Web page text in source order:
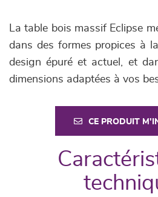
La table bois massif Eclipse
dans des formes propices à
design épuré et actuel, et
dimensions adaptées à vos
CE PRODUIT